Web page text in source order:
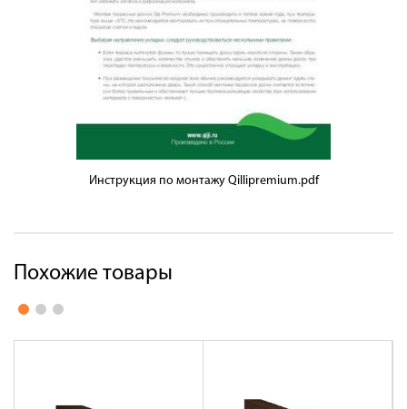
Инструкция по монтажу Qillipremium.pdf
Похожие товары